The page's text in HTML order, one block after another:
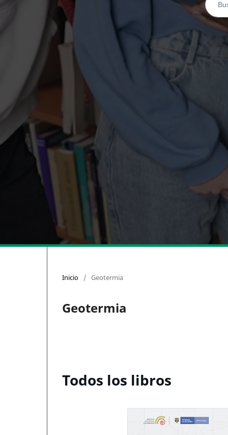
Inicio / Geotermia
Geotermia
Todos los libros